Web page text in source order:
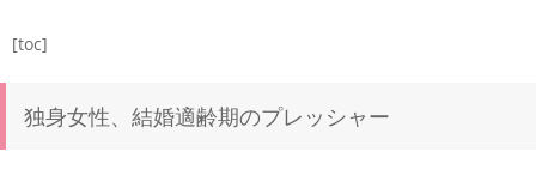
[toc]
独身女性、結婚適齢期のプレッシャー